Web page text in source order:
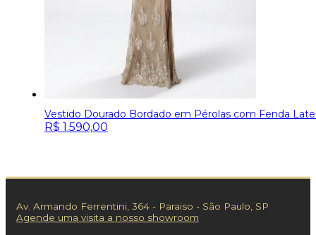
Vestido Dourado Bordado em Pérolas com Fenda
R$ 1.590,00
Av. Armando Ferrentini, 364 - Paraiso - São Paulo, SP
Agende uma visita a nosso showroom